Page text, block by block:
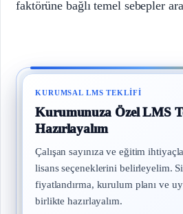
faktörüne bağlı temel sebepler
KURUMSAL LMS TEKLIFI
Kurumunuza Özel LMS
Hazırlayalım
Çalışan sayınıza ve eğitim
lisans seçeneklerini belirleyelim.
fiyatlandırma, kurulum planı ve
birlikte hazırlayalım.